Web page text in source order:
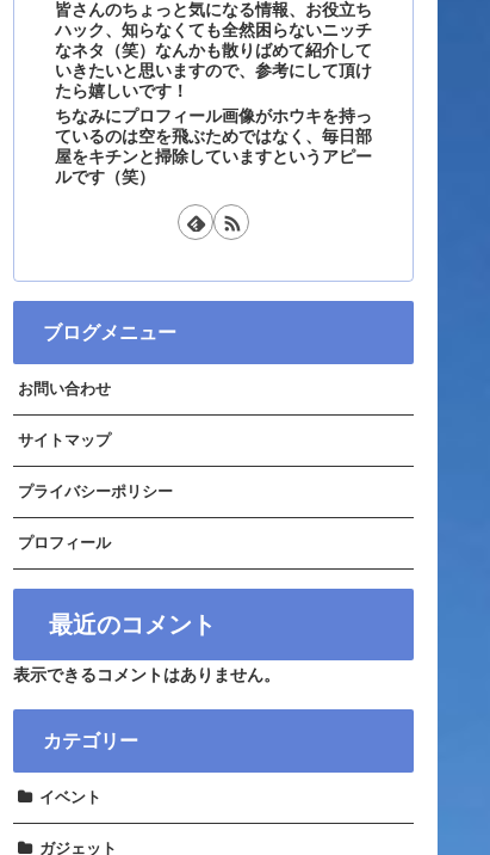
皆さんのちょっと気になる情報、お役立ち
ハック、知らなくても全然困らないニッチ
なネタ（笑）なんかも散りばめて紹介して
いきたいと思いますので、参考にして頂け
たら嬉しいです！
ちなみにプロフィール画像がホウキを持っ
ているのは空を飛ぶためではなく、毎日部
屋をキチンと掃除していますというアピー
ルです（笑）
ブログメニュー
お問い合わせ
サイトマップ
プライバシーポリシー
プロフィール
最近のコメント
表示できるコメントはありません。
カテゴリー
イベント
ガジェット